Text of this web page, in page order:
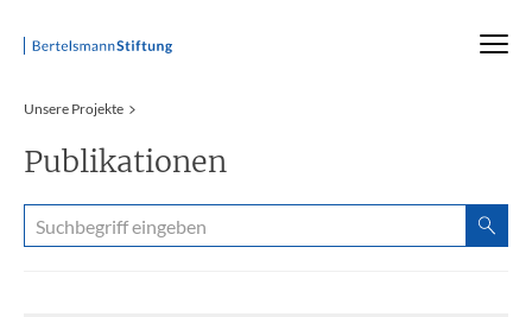
Startseite
Unsere Projekte
Publikationen